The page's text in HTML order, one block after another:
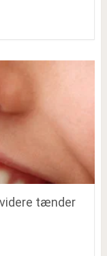
tænder